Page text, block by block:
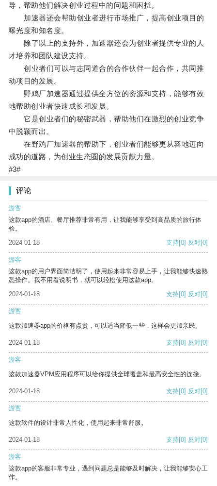
导，帮助他们解决创业过程中的问题和困扰。
加速器还会帮助创业者进行市场推广，提高创业项目的
曝光度和知名度。
除了以上的支持外，加速器还会为创业者提供专业的人
才培养和团队建设支持。
创业者们可以与志同道合的合作伙伴一起合作，共同推
动项目的发展。
野鸡厂加速器通过提供全方位的资源和支持，能够有效
地帮助创业者快速成长和发展。
它是创业者们的秘密武器，帮助他们在激烈的创业竞争
中脱颖而出。
在野鸡厂加速器的帮助下，创业者们能够更从容地迈向
成功的道路，为创业生态圈的发展贡献力量。
#3#
评论
游客
这款app的酒店、餐厅推荐非常有用，让我能够享受到高品质的旅行体
验。
2024-01-18
支持[0] 反对[0]
游客
这款app的用户界面简洁明了，使用起来非常容易上手，让我能够快速熟
悉操作。我不用看说明书，就可以轻松使用这款app。
2024-01-18
支持[0] 反对[0]
游客
这款加速器app的价格有点贵，可以适当降低一些，这样会更加亲民。
2024-01-18 支持[0] 反对[0]
游客
这款加速器VPM应用程序可以给你提供全球覆盖和最高安全性的连接。
2024-01-18 支持[0] 反对[0]
游客
这款软件的设计非常人性化，使用起来非常舒服。
2024-01-18 支持[0] 反对[0]
游客
这款app的客服非常专业，遇到问题总是能够及时解决，让我能够安心工
作。